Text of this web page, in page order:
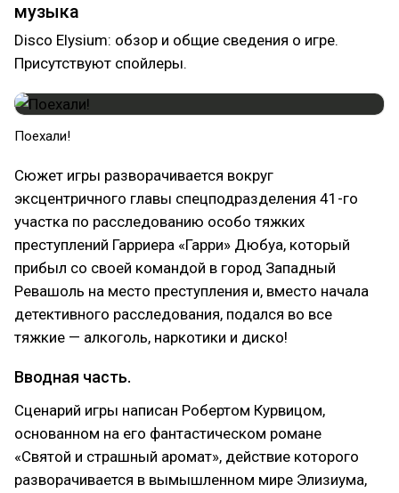
музыка
Disco Elysium: обзор и общие сведения о игре.
Присутствуют спойлеры.
Поехали!
Сюжет игры разворачивается вокруг
эксцентричного главы спецподразделения 41-го
участка по расследованию особо тяжких
преступлений Гарриера «Гарри» Дюбуа, который
прибыл со своей командой в город Западный
Ревашоль на место преступления и, вместо начала
детективного расследования, подался во все
тяжкие — алкоголь, наркотики и диско!
Вводная часть.
Сценарий игры написан Робертом Курвицом,
основанном на его фантастическом романе
«Святой и страшный аромат», действие которого
разворачивается в вымышленном мире Элизиума,